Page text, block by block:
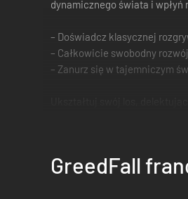
dynamicznego świata i wpłyń
– Doświadcz klasycznej
– Całkowicie swobodny
– Zanurz się w tajemniczym
GreedFall